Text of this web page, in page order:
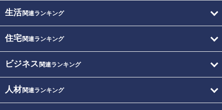
生活関連ランキング
住宅関連ランキング
ビジネス 関連ランキング
人材関連ランキング